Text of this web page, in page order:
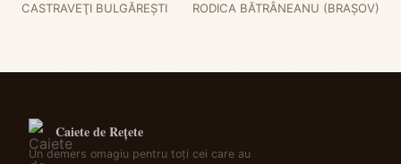
CASTRAVEŢI BULGĂREŞTI RODICA BĂTRÂNEANU (BRAŞOV)
Caiete de Rețete
Un demers omagiu pentru toți cei care au